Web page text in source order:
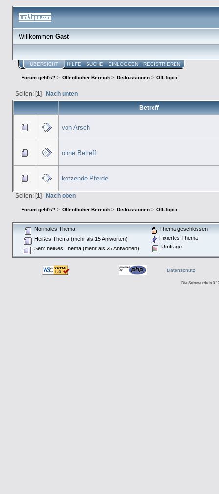
WillkommenGast
ÜBERSICHT HILFE SUCHE EINLOGGEN REGISTRIEREN
Forum geht's?> Öffentlicher Bereich > Diskussionen > Off-Topic
Seiten: [1] Nach unten
Betreff
von Arsch
ohne Betreff
kotzende Pferde
Seiten: [1] Nach oben
Forum geht's?> Öffentlicher Bereich > Diskussionen > Off-Topic
Normales Thema
Heißes Thema (mehr als 15 Antworten)
Sehr heißes Thema (mehr als 25 Antworten)
Thema geschlossen
Fixiertes Thema
Umfrage
Datenschutz
Die Seite wurde in